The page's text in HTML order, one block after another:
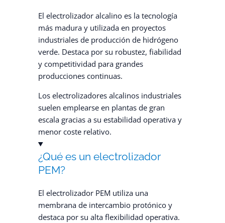
El electrolizador alcalino es la tecnología
más madura y utilizada en proyectos
industriales de producción de hidrógeno
verde. Destaca por su robustez, fiabilidad
y competitividad para grandes
producciones continuas.
Los electrolizadores alcalinos industriales
suelen emplearse en plantas de gran
escala gracias a su estabilidad operativa y
menor coste relativo.
¿Qué es un electrolizador
PEM?
El electrolizador PEM utiliza una
membrana de intercambio protónico y
destaca por su alta flexibilidad operativa.